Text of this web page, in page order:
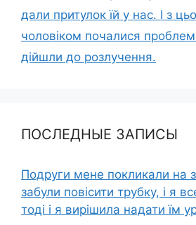
дали притулок їй у нас. І з
чоловіком почалися
дійшли до розлучення.
ПОСЛЕДНЫЕ ЗАПИСЫ
Подруги мене покликали на
забули повісити трубку, і я
тоді і я вирішила надати їм